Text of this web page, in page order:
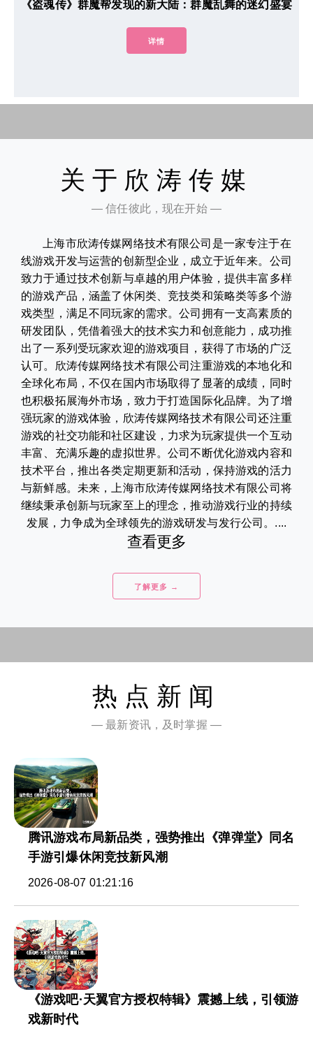
《盗魂传》群魔帮发现的新大陆：群魔乱舞的迷幻盛宴
详情
关于欣涛传媒
— 信任彼此，现在开始 —
上海市欣涛传媒网络技术有限公司是一家专注于在
线游戏开发与运营的创新型企业，成立于近年来。公司
致力于通过技术创新与卓越的用户体验，提供丰富多样
的游戏产品，涵盖了休闲类、竞技类和策略类等多个游
戏类型，满足不同玩家的需求。公司拥有一支高素质的
研发团队，凭借着强大的技术实力和创意能力，成功推
出了一系列受玩家欢迎的游戏项目，获得了市场的广泛
认可。欣涛传媒网络技术有限公司注重游戏的本地化和
全球化布局，不仅在国内市场取得了显著的成绩，同时
也积极拓展海外市场，致力于打造国际化品牌。为了增
强玩家的游戏体验，欣涛传媒网络技术有限公司还注重
游戏的社交功能和社区建设，力求为玩家提供一个互动
丰富、充满乐趣的虚拟世界。公司不断优化游戏内容和
技术平台，推出各类定期更新和活动，保持游戏的活力
与新鲜感。未来，上海市欣涛传媒网络技术有限公司将
继续秉承创新与玩家至上的理念，推动游戏行业的持续
发展，力争成为全球领先的游戏研发与发行公司。....
查看更多
了解更多 →
热点新闻
— 最新资讯，及时掌握 —
腾讯游戏布局新品类，强势推出《弹弹堂》同名
手游引爆休闲竞技新风潮
2026-08-07 01:21:16
《游戏吧·天翼官方授权特辑》震撼上线，引领游
戏新时代